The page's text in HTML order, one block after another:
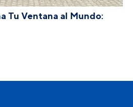
Tu Ventana al Mundo: